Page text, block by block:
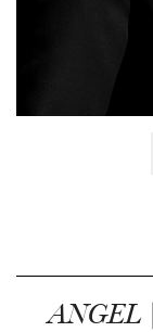
ANGEL